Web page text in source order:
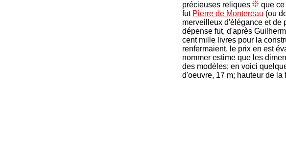
précieuses reliques
que
fut Pierre de Montereau (ou
merveilleux d'élégance et de
dépense fut, d'après
cent mille livres pour la
renfermaient, le prix en est
nommer estime que les
des modèles; en voici
d'oeuvre, 17 m; hauteur de